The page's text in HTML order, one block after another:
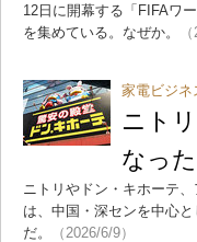
12日に開幕する「FIFAワ
を集めている。なぜか。
家電ビジネ
ニト
なっ
ニトリやドン・キホーテ
は、中国・深センを中心
だ。
（2026/6/9）